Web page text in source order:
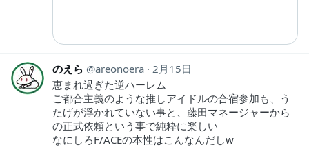
のえら areonoera 2月15日
恵まれ過ぎた逆ハーレム
ご都合主義のような推しアイドルの合宿参加も、う
たげが浮かれていない事と、藤田マネージャーから
の正式依頼という事で純粋に楽しい
なにしろF/ACEの本性はこんなんだしw